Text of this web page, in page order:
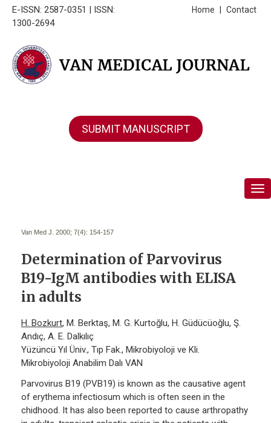
E-ISSN: 2587-0351 | ISSN:
1300-2694
Contact
Home
SUBMIT MANUSCRIPT
Van Med J. 2000; 7(4): 154-157
Determination of Parvovirus
B19-IgM antibodies with ELISA
in adults
H. Bozkurt, M. Berktaş, M. G. Kurtoğlu, H. Güdücüoğlu, Ş.
Andıç, A. E. Dalkılıç
Yüzüncü Yıl Üniv., Tıp Fak., Mikrobiyoloji ve Kli.
Mikrobiyoloji Anabilim Dalı VAN
Parvovirus B19 (PVB19) is known as the causative agent
of erythema infectiosum which is often seen in the
chidhood. It has also been reported to cause arthropathy